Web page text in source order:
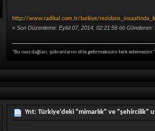
http://www.radikal.com.tr/turkiye/
«Son Düzenleme: Eylül 07, 2014, 02:21:56 öö Gönderen:
"Bu ıssız dağları, şükranlarını dile getirmeksizin terk edemezsin"
Ynt: Türkiye'deki "mimarlık" ve "şehircilik"